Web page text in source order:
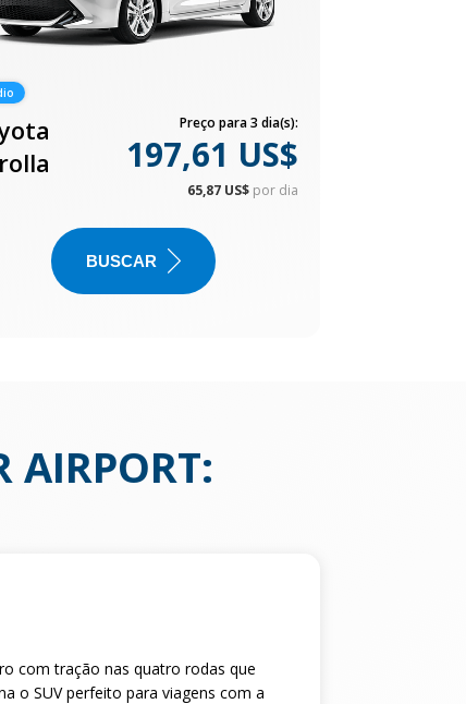
Preço para 3 dia(s):
197,61 US$
65,87 US$ por dia
BUSCAR
AIRPORT:
com tração nas quatro rodas que
o SUV perfeito para viagens com a